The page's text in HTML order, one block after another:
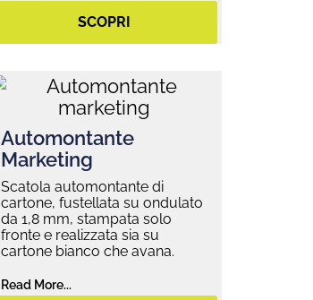
SCOPRI
Automontante
Marketing
Scatola automontante di
cartone, fustellata su ondulato
da 1,8 mm, stampata solo
fronte e realizzata sia su
cartone bianco che avana.
Read More...